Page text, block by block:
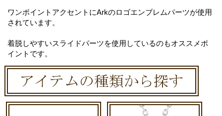
ワンポイントアクセントにArkのロゴエンブレムパーツが使用
されています。
着脱しやすいスライドパーツを使用しているのもオススメポ
イントです。